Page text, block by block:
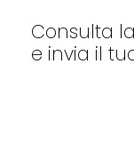
Consulta
e invia il